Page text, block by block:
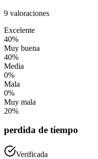
9 valoraciones
Excelente
40%
Muy buena
40%
Media
0%
Mala
0%
Muy mala
20%
perdida de tiempo
Verificada